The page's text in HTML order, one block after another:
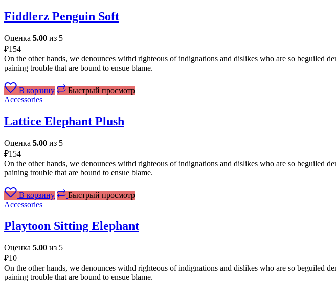
Fiddlerz Penguin Soft
Оценка 5.00 из 5
₽154
On the other hands, we denounces withd righteous of indignations and dislikes who are so beguiled
paining trouble that are bound to ensue blame.
В корзину
Быстрый просмотр
Accessories
Lattice Elephant Plush
Оценка 5.00 из 5
₽154
On the other hands, we denounces withd righteous of indignations and dislikes who are so beguiled
paining trouble that are bound to ensue blame.
В корзину
Быстрый просмотр
Accessories
Playtoon Sitting Elephant
Оценка 5.00 из 5
₽10
On the other hands, we denounces withd righteous of indignations and dislikes who are so beguiled
paining trouble that are bound to ensue blame.